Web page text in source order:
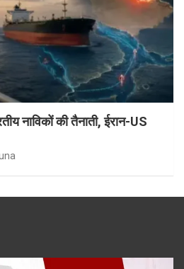
नाविकों की तैनाती, ईरान-US